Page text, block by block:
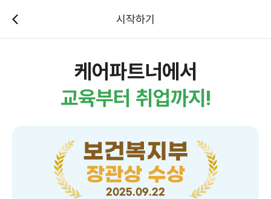
시작하기
케어파트너에서
교육부터 취업까지!
보건복지부
장관상 수상
2025.09.22